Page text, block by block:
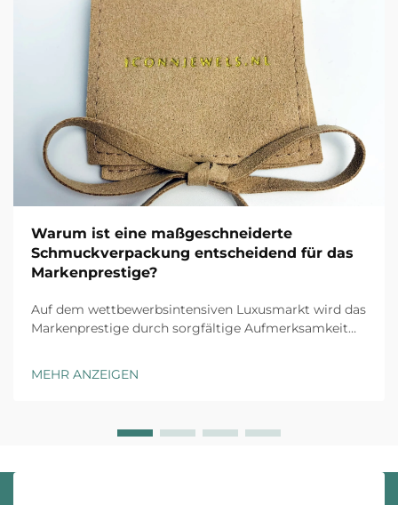
Warum ist eine maßgeschneiderte
Schmuckverpackung entscheidend für das
Markenprestige?
Auf dem wettbewerbsintensiven Luxusmarkt wird das
Markenprestige durch sorgfältige Aufmerksamkeit
erste physische Interaktion zwischen Ihrer Marke und
MEHR ANZEIGEN